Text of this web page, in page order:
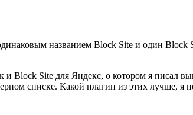
названием Block Site и один
и Block Site для Яндекс, о котором я писал
списке. Какой плагин из этих лучше, я